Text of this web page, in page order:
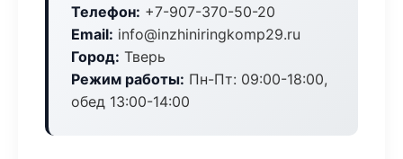
Телефон: +7-907-370-50-20
Email: info@inzhiniringkomp29.ru
Город: Тверь
Режим работы: Пн-Пт: 09:00-18:00,
обед 13:00-14:00